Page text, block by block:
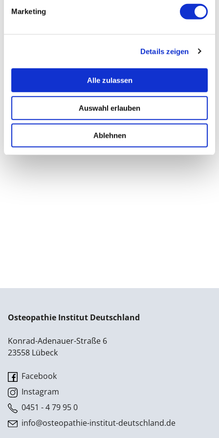
Marketing
Details zeigen
Alle zulassen
Auswahl erlauben
Ablehnen
Osteopathie Institut Deutschland
Konrad-Adenauer-Straße 6
23558 Lübeck
Facebook
Instagram
0451 - 4 79 95 0
info@osteopathie-institut-deutschland.de